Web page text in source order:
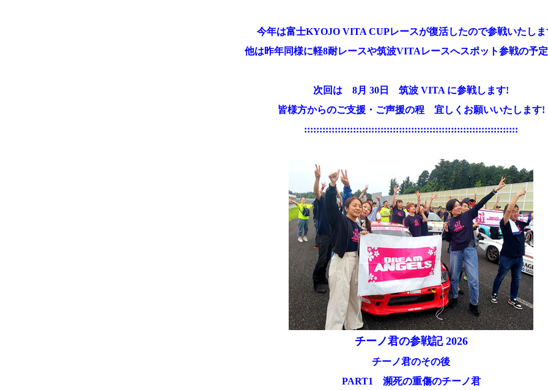
今年は富士KYOJO VITA CUPレースが復活したので参戦いたしま
他は昨年同様に軽8耐レースや筑波VITAレースへスポット参戦の予定
次回は 8月 30日 筑波 VITA に参戦します!
皆様方からのご支援・ご声援の程 宜しくお願いいたします!
::::::::::::::::::::::::::::::::::::::::::::::::::::::::::::::::::::::
チーノ君の参戦記 2026
チーノ君のその後
PART1 瀕死の重傷のチーノ君